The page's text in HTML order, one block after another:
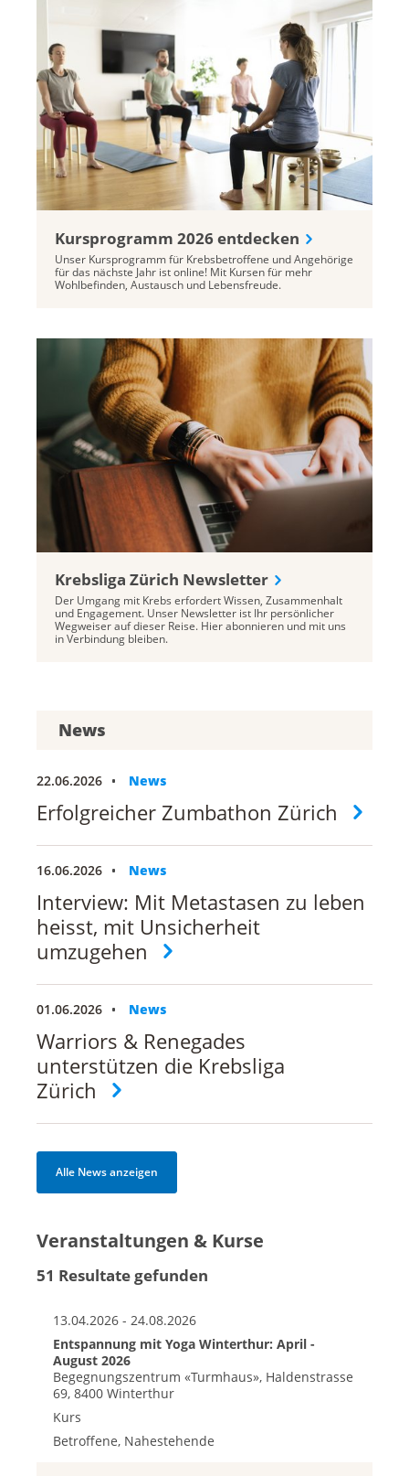
Kursprogramm 2026 entdecken
Unser Kursprogramm für Krebsbetroffene und Angehörige
für das nächste Jahr ist online! Mit Kursen für mehr
Wohlbefinden, Austausch und Lebensfreude.
Krebsliga Zürich Newsletter
Der Umgang mit Krebs erfordert Wissen, Zusammenhalt
und Engagement. Unser Newsletter ist Ihr persönlicher
Wegweiser auf dieser Reise. Hier abonnieren und mit uns
in Verbindung bleiben.
News
22.06.2026 News
Erfolgreicher Zumbathon Zürich
16.06.2026 News
Interview: Mit Metastasen zu leben
heisst, mit Unsicherheit
umzugehen
01.06.2026 News
Warriors & Renegades
unterstützen die Krebsliga
Zürich
Alle News anzeigen
Veranstaltungen & Kurse
51 Resultate gefunden
13.04.2026 - 24.08.2026
Entspannung mit Yoga Winterthur: April -
August 2026
Begegnungszentrum «Turmhaus», Haldenstrasse
69, 8400 Winterthur
Kurs
Betroffene, Nahestehende